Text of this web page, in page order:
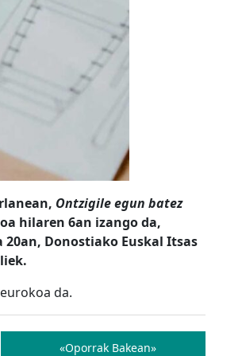
Ontzigile egun batez
hilaren 6an izango da,
Donostiako Euskal Itsas
da.
«Oporrak Bakean»